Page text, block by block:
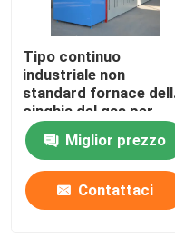
forno a suola del rullo
Forno a spinta
fornace della
Fornace a forma di
Tipo continuo
industriale non
standard fornace
cinghia del gas per
ceramica
Miglior prezzo
Contattaci